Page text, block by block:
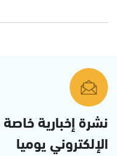
نشرة إخبارية
الإلكتروني يوميا